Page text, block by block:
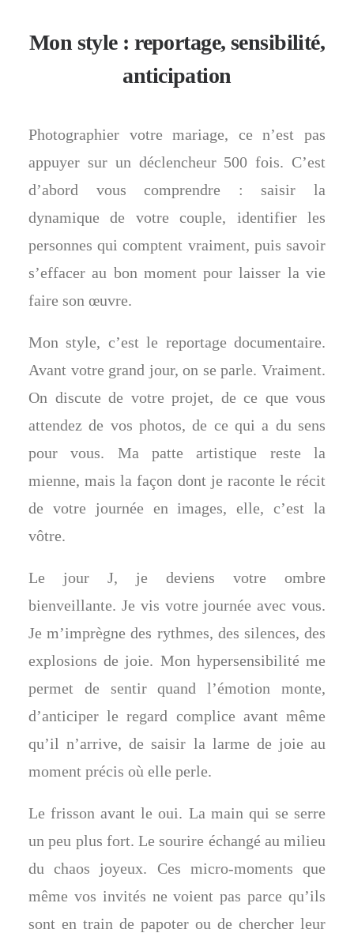
Mon style : reportage, sensibilité,
anticipation
Photographier votre mariage, ce n’est pas
appuyer sur un déclencheur 500 fois. C’est
d’abord vous comprendre : saisir la
dynamique de votre couple, identifier les
personnes qui comptent vraiment, puis savoir
s’effacer au bon moment pour laisser la vie
faire son œuvre.
Mon style, c’est le reportage documentaire.
Avant votre grand jour, on se parle. Vraiment.
On discute de votre projet, de ce que vous
attendez de vos photos, de ce qui a du sens
pour vous. Ma patte artistique reste la
mienne, mais la façon dont je raconte le récit
de votre journée en images, elle, c’est la
vôtre.
Le jour J, je deviens votre ombre
bienveillante. Je vis votre journée avec vous.
Je m’imprègne des rythmes, des silences, des
explosions de joie. Mon hypersensibilité me
permet de sentir quand l’émotion monte,
d’anticiper le regard complice avant même
qu’il n’arrive, de saisir la larme de joie au
moment précis où elle perle.
Le frisson avant le oui. La main qui se serre
un peu plus fort. Le sourire échangé au milieu
du chaos joyeux. Ces micro-moments que
même vos invités ne voient pas parce qu’ils
sont en train de papoter ou de chercher leur